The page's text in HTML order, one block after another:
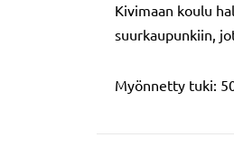
Kivimaan koulu
suurkaupunkiin,
Myönnetty tuki: